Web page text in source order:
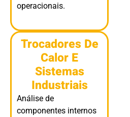
operacionais.
Trocadores De
Calor E
Sistemas
Industriais
Análise de
componentes internos